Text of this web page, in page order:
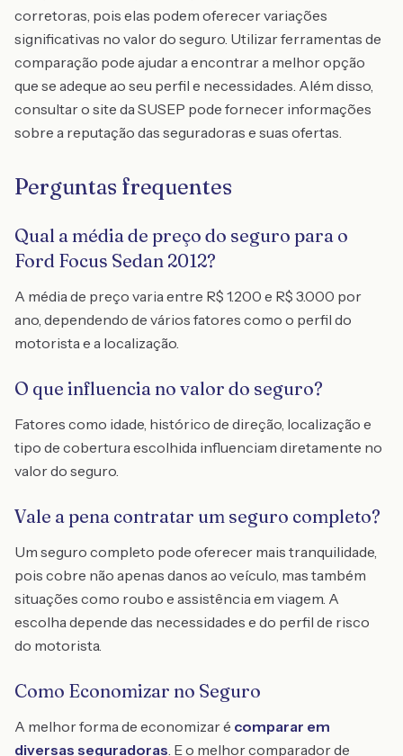
corretoras, pois elas podem oferecer variações
significativas no valor do seguro. Utilizar ferramentas de
comparação pode ajudar a encontrar a melhor opção
que se adeque ao seu perfil e necessidades. Além disso,
consultar o site da SUSEP pode fornecer informações
sobre a reputação das seguradoras e suas ofertas.
Perguntas frequentes
Qual a média de preço do seguro para o
Ford Focus Sedan 2012?
A média de preço varia entre R$ 1.200 e R$ 3.000 por
ano, dependendo de vários fatores como o perfil do
motorista e a localização.
O que influencia no valor do seguro?
Fatores como idade, histórico de direção, localização e
tipo de cobertura escolhida influenciam diretamente no
valor do seguro.
Vale a pena contratar um seguro completo?
Um seguro completo pode oferecer mais tranquilidade,
pois cobre não apenas danos ao veículo, mas também
situações como roubo e assistência em viagem. A
escolha depende das necessidades e do perfil de risco
do motorista.
Como Economizar no Seguro
A melhor forma de economizar é comparar em
diversas seguradoras. E o melhor comparador de